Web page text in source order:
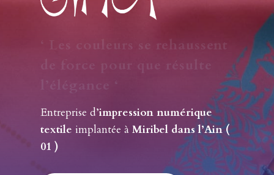
‘ Les couleurs se rehaussent
l’élégance ‘
Entreprise d’impression numérique
textile implantée àMiribel dans l’Ain (
01 )